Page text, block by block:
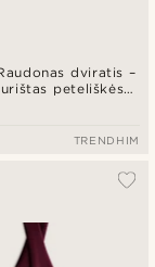
dviratis –
peteliškės
TRENDHIM